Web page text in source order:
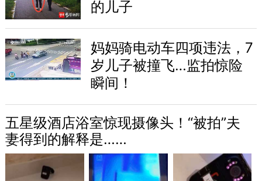
的儿子
妈妈骑电动车四项违法，7
岁儿子被撞飞…监拍惊险
瞬间！
五星级酒店浴室惊现摄像头！“被拍”夫
妻得到的解释是……